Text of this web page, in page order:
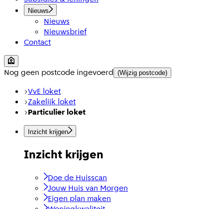
Nieuws
Nieuws
Nieuwsbrief
Contact
Nog geen postcode ingevoerd (Wijzig postcode)
VvE loket
Zakelijk loket
Particulier loket
Inzicht krijgen
Inzicht krijgen
Doe de Huisscan
Jouw Huis van Morgen
Eigen plan maken